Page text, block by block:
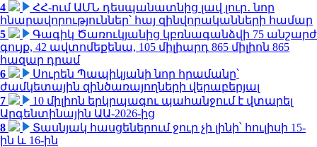
4
ՀՀ-ում ԱՄՆ դեսպանատնից լավ լուր․ նոր
հնարավորություններ՝ հայ զինվորականների համար
5
Գագիկ Ծառուկյանից կբռնագանձվի 75 անշարժ
գույք, 42 ավտոմեքենա, 105 միլիարդ 865 միլիոն 865
հազար դրամ
6
Սուրեն Պապիկյանի նոր հրամանը՝
ժամկետային զինծառայողների վերաբերյալ
7
10 միլիոն երկրպագու պահանջում է վտարել
Արգենտինային ԱԱ-2026-ից
8
Տասնյակ հասցեներում ջուր չի լինի՝ հուլիսի 15-
ին և 16-ին